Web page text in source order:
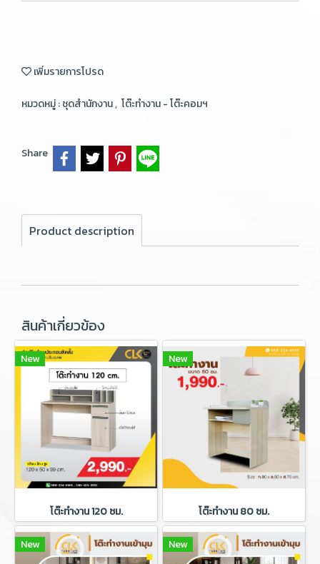
เพิ่มรายการโปรด
หมวดหมู่ :ชุดสำนักงาน, โต๊ะทำงาน - โต๊ะคอมฯ
Share
Product description
สินค้าเกี่ยวข้อง
New
โต๊ะทำงาน 120 ซม.
New
โต๊ะทำงาน 80 ซม.
New New